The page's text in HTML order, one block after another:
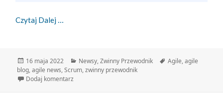
Czytaj Dalej
Data
publikacji
16 maja 2022 Kategorie
Newsy,Zwinny Przewodnik Tagi
Agile,agile
blog,agile news,Scrum,zwinny przewodnik
Dodaj komentarz